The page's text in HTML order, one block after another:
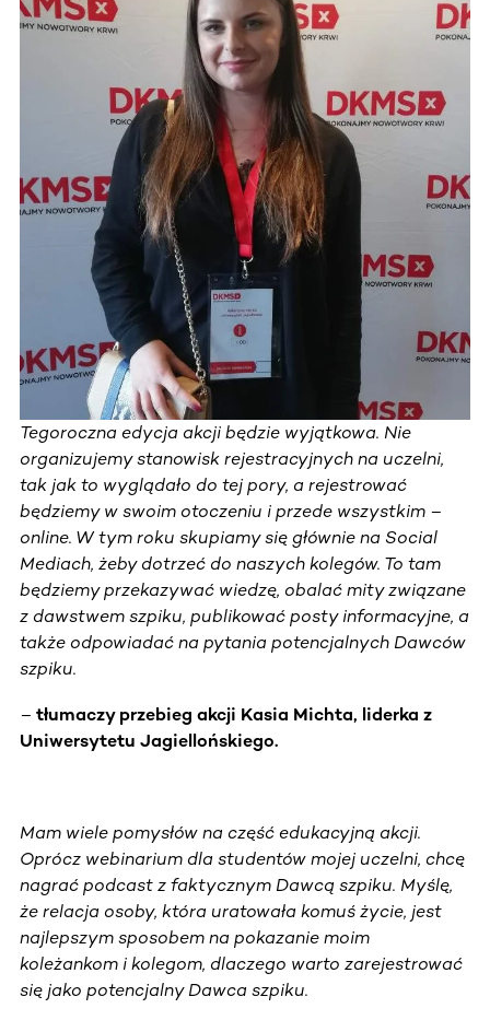
Tegoroczna edycja akcji będzie wyjątkowa. Nie
organizujemy stanowisk rejestracyjnych na uczelni,
tak jak to wyglądało do tej pory, a rejestrować
będziemy w swoim otoczeniu i przede wszystkim –
online. W tym roku skupiamy się głównie na Social
Mediach, żeby dotrzeć do naszych kolegów. To tam
będziemy przekazywać wiedzę, obalać mity związane
z dawstwem szpiku, publikować posty informacyjne, a
także odpowiadać na pytania potencjalnych Dawców
szpiku.
– tłumaczy przebieg akcji Kasia Michta, liderka z
Uniwersytetu Jagiellońskiego.
Mam wiele pomysłów na część edukacyjną akcji.
Oprócz webinarium dla studentów mojej uczelni, chcę
nagrać podcast z faktycznym Dawcą szpiku. Myślę,
że relacja osoby, która uratowała komuś życie, jest
najlepszym sposobem na pokazanie moim
koleżankom i kolegom, dlaczego warto zarejestrować
się jako potencjalny Dawca szpiku.